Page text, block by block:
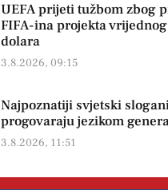
UEFA prijeti tužbom zbog
FIFA-ina projekta
dolara
3.8.2026, 09:15
Najpoznatiji svjetski
progovaraju jezikom
3.8.2026, 11:51